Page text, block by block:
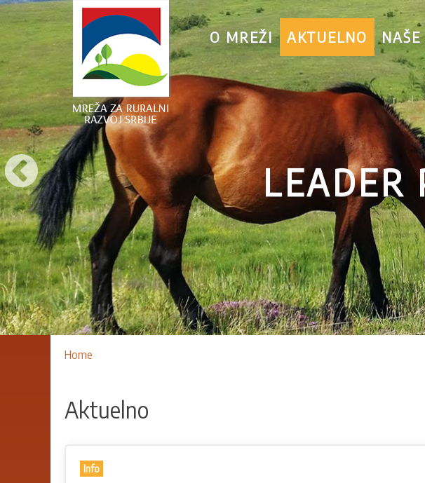
O MREŽI AKTUELNO
LEADER
Breadcrumbs
You
Home
Aktuelno
Info